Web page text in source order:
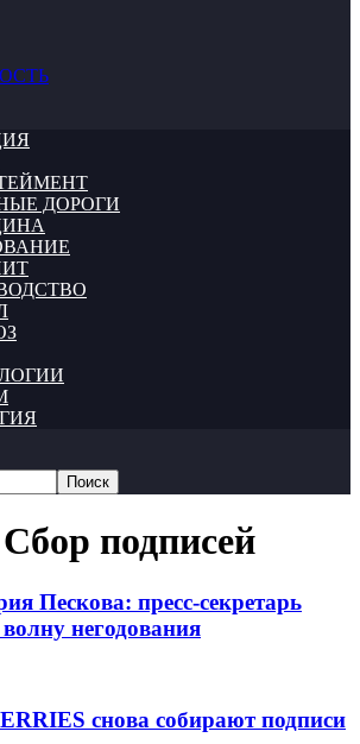
ДОРОГИ
подписей
Пескова: пресс-секретарь
негодования
снова собирают подписи